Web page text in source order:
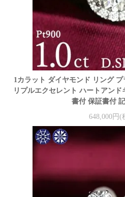
1カラット ダイヤモンド リング
リプルエクセレント ハートアン
書付 保証書付
648,000円(